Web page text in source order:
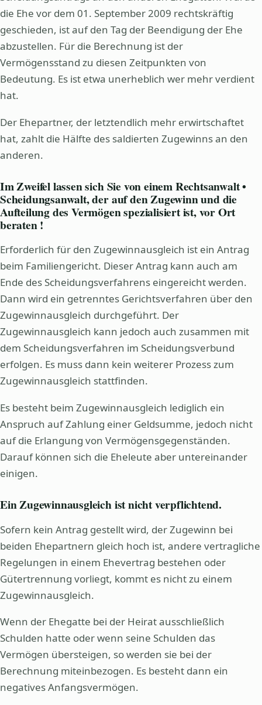
die Ehe vor dem 01. September 2009 rechtskräftig
geschieden, ist auf den Tag der Beendigung der Ehe
abzustellen. Für die Berechnung ist der
Vermögensstand zu diesen Zeitpunkten von
Bedeutung. Es ist etwa unerheblich wer mehr verdient
hat.
Der Ehepartner, der letztendlich mehr erwirtschaftet
hat, zahlt die Hälfte des saldierten Zugewinns an den
anderen.
Im Zweifel lassen sich Sie von einem Rechtsanwalt •
Scheidungsanwalt, der auf den Zugewinn und die
Aufteilung des Vermögen spezialisiert ist, vor Ort
beraten !
Erforderlich für den Zugewinnausgleich ist ein Antrag
beim Familiengericht. Dieser Antrag kann auch am
Ende des Scheidungsverfahrens eingereicht werden.
Dann wird ein getrenntes Gerichtsverfahren über den
Zugewinnausgleich durchgeführt. Der
Zugewinnausgleich kann jedoch auch zusammen mit
dem Scheidungsverfahren im Scheidungsverbund
erfolgen. Es muss dann kein weiterer Prozess zum
Zugewinnausgleich stattfinden.
Es besteht beim Zugewinnausgleich lediglich ein
Anspruch auf Zahlung einer Geldsumme, jedoch nicht
auf die Erlangung von Vermögensgegenständen.
Darauf können sich die Eheleute aber untereinander
einigen.
Ein Zugewinnausgleich ist nicht verpflichtend.
Sofern kein Antrag gestellt wird, der Zugewinn bei
beiden Ehepartnern gleich hoch ist, andere vertragliche
Regelungen in einem Ehevertrag bestehen oder
Gütertrennung vorliegt, kommt es nicht zu einem
Zugewinnausgleich.
Wenn der Ehegatte bei der Heirat ausschließlich
Schulden hatte oder wenn seine Schulden das
Vermögen übersteigen, so werden sie bei der
Berechnung miteinbezogen. Es besteht dann ein
negatives Anfangsvermögen.